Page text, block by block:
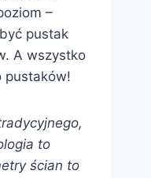
–
pustak
A wszystko
pustaków!
to
ścian to